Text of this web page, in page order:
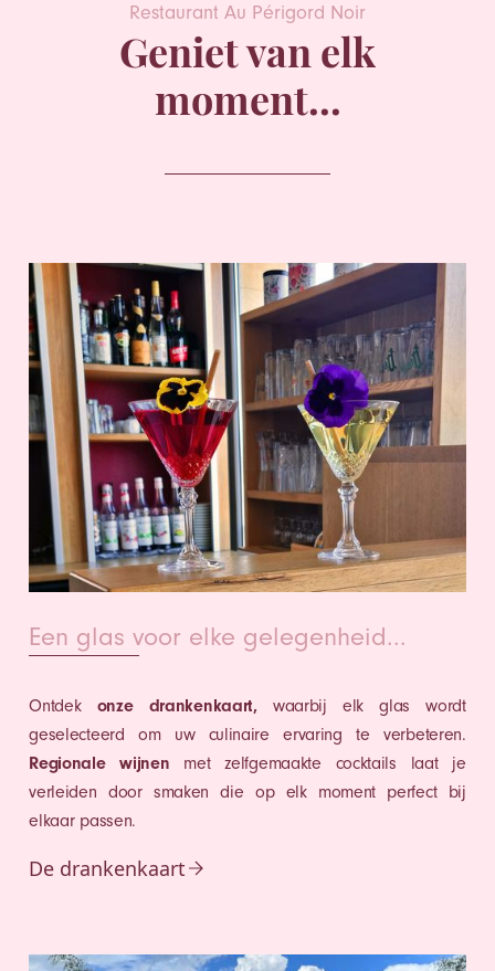
Restaurant Au Périgord Noir
Geniet van elk
moment...
Een glas voor elke gelegenheid...
Ontdek onze drankenkaart,waarbij elk glas wordt
geselecteerd om uw culinaire ervaring te verbeteren.
Regionale wijnen met zelfgemaakte cocktails laat je
verleiden door smaken die op elk moment perfect bij
elkaar passen.
De drankenkaart